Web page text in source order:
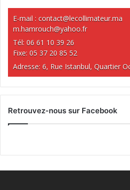
E-mail : contact@lecollimateur.ma
m.hamrouch@yahoo.fr
Tél: 06 61 10 39 26
Fixe: 05 37 20 85 52
Adresse: 6, Rue Istanbul, Quartier
Retrouvez-nous sur Facebook